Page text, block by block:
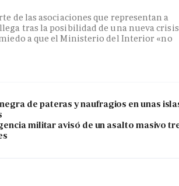
de las asociaciones que representan a
tras la posibilidad de una nueva crisis
a que el Ministerio del Interior «no
de pateras y naufragios en unas
militar avisó de un asalto masivo